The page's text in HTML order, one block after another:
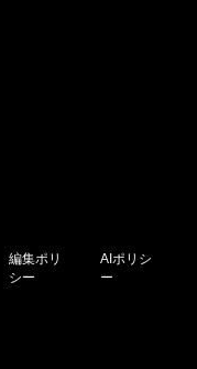
編集ポリ
シー
AIポリシ
ー